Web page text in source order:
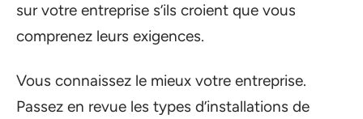
sur votre entreprise s’ils croient que vous
comprenez leurs exigences.
Vous connaissez le mieux votre entreprise.
Passez en revue les types d’installations de